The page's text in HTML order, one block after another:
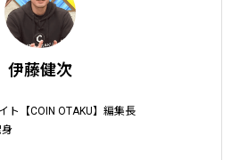
伊藤健次
ト【COIN OTAKU】編集長